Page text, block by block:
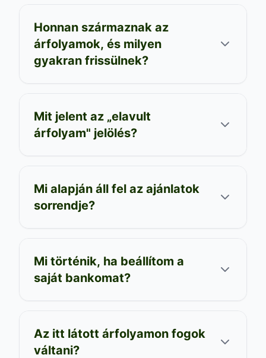
Honnan származnak az
árfolyamok, és milyen
gyakran frissülnek?
Mit jelent az „elavult
árfolyam" jelölés?
Mi alapján áll fel az ajánlatok
sorrendje?
Mi történik, ha beállítom a
saját bankomat?
Az itt látott árfolyamon fogok
váltani?